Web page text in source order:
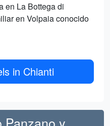
en La Bottega di
en Volpaia conocido
in Chianti